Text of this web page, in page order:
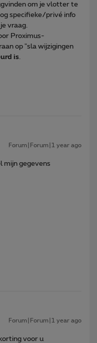
om je vlotter te
specifieke/privé info
vraag.
Proximus-
op "sla wijzigingen
is
Forum|Forum|1 year ago
mijn gegevens
Forum|Forum|1 year ago
voor u